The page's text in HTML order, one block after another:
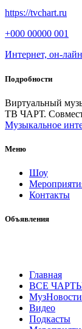
https://tvchart.ru
+000 00000 001
Интернет, он-лайн
Подробности
Виртуальный
ТВ ЧАРТ.
Музыкальное
Меню
Шоу
Контакты
Объявления
Главная
ВСЕ
МузНовости
Видео
Подкасты